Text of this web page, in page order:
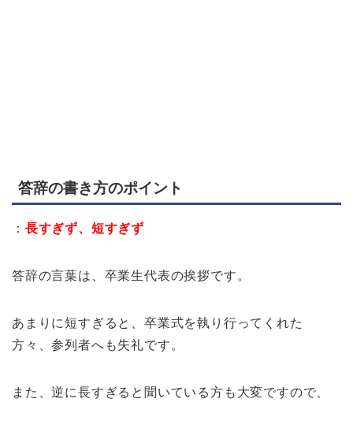
答辞の書き方のポイント
： 長すぎず、短すぎず
答辞の言葉は、卒業生代表の挨拶です。
あまりに短すぎると、卒業式を執り行ってくれた
方々、参列者へも失礼です。
また、逆に長すぎると聞いている方も大変ですので、